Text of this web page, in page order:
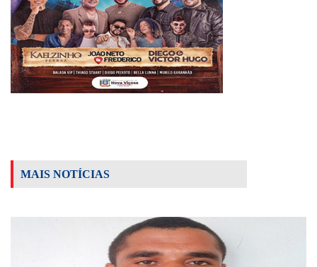
MAIS NOTÍCIAS